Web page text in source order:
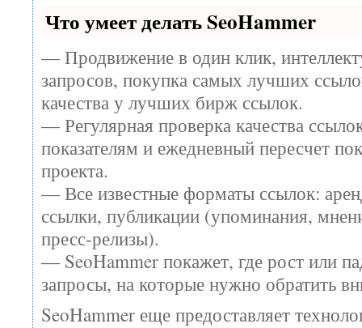
Что умеет делать SeoHammer
— Продвижение в один клик,
запросов, покупка самых лучших
качества у лучших бирж ссылок.
— Регулярная проверка качества
показателям и ежедневный пересчет
проекта.
— Все известные форматы ссылок:
ссылки, публикации (упоминания,
пресс-релизы).
— SeoHammer покажет, где рост или
запросы, на которые нужно обратить
SeoHammer еще предоставляет